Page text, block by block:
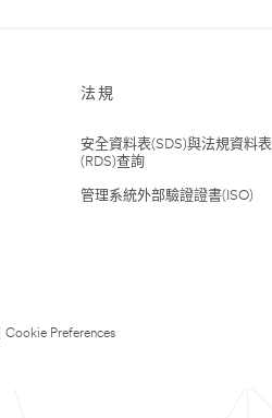
法規
安全資料表(SDS)與法規資料表
(RDS)查詢
管理系統外部驗證證書(ISO)
Cookie Preferences